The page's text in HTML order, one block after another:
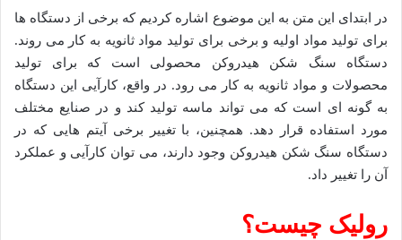
در ابتدای این متن به این موضوع اشاره کردیم که برخی از دستگاه ها
برای تولید مواد اولیه و برخی برای تولید مواد ثانویه به کار می روند.
دستگاه سنگ شکن هیدروکن محصولی است که برای تولید
محصولات و مواد ثانویه به کار می رود. در واقع، کارآیی این دستگاه
به گونه ای است که می تواند ماسه تولید کند و در صنایع مختلف
مورد استفاده قرار دهد. همچنین، با تغییر برخی آیتم هایی که در
دستگاه سنگ شکن هیدروکن وجود دارند، می توان کارآیی و عملکرد
آن را تغییر داد.
رولیک چیست؟